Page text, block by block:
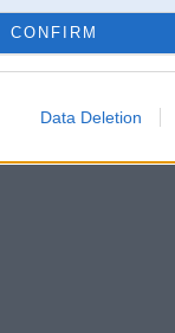
CONFIRM
Data Deletion